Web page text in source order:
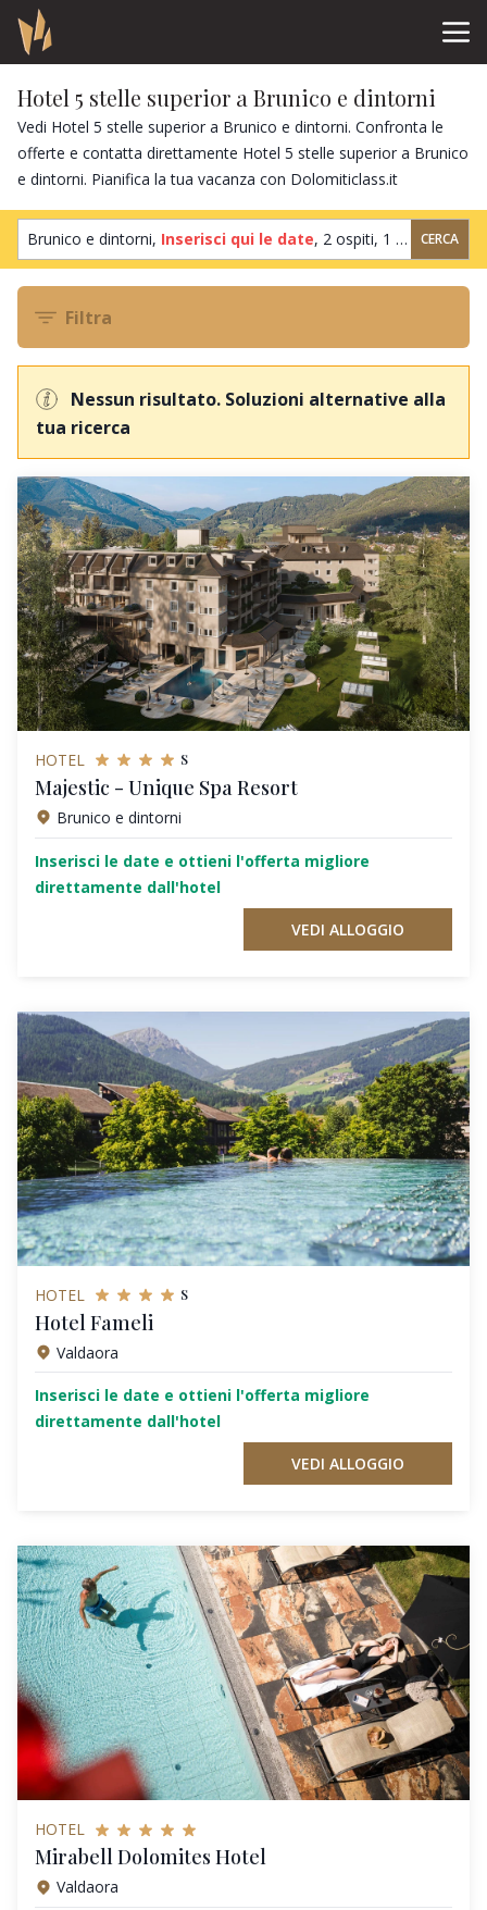
Hotel 5 stelle superior a Brunico e dintorni
Vedi Hotel 5 stelle superior a Brunico e dintorni. Confronta le
offerte e contatta direttamente Hotel 5 stelle superior a Brunico
e dintorni. Pianifica la tua vacanza con Dolomiticlass.it
Brunico e dintorni, Inserisci qui le date, 2 ospiti, 1 camera CERCA
Filtra
Nessun risultato. Soluzioni alternative alla
tua ricerca
HOTEL s
Majestic - Unique Spa Resort
Brunico e dintorni
Inserisci le date e ottieni l'offerta migliore
direttamente dall'hotel
VEDI ALLOGGIO
HOTEL s
Hotel Fameli
Valdaora
Inserisci le date e ottieni l'offerta migliore
direttamente dall'hotel
VEDI ALLOGGIO
HOTEL
Mirabell Dolomites Hotel
Valdaora